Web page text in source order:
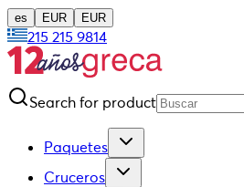
es EUR EUR
215 215 9814
Search for product
Paquetes
Cruceros